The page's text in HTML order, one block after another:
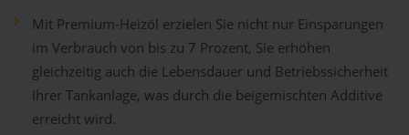
Mit Premium-Heizöl erzielen Sie nicht nur Einsparungen
im Verbrauch von bis zu 7 Prozent, Sie erhöhen
gleichzeitig auch die Lebensdauer und Betriebssicherheit
Ihrer Tankanlage, was durch die beigemischten Additive
erreicht wird.